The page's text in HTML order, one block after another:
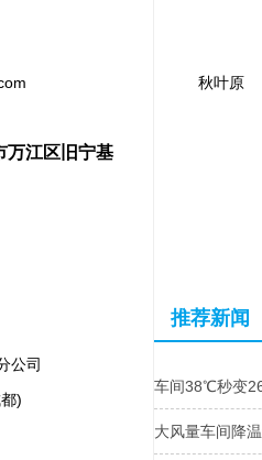
秋叶原
推荐新闻
车间38℃秒变
大风量车间降
万江区旧宁基
公司
)